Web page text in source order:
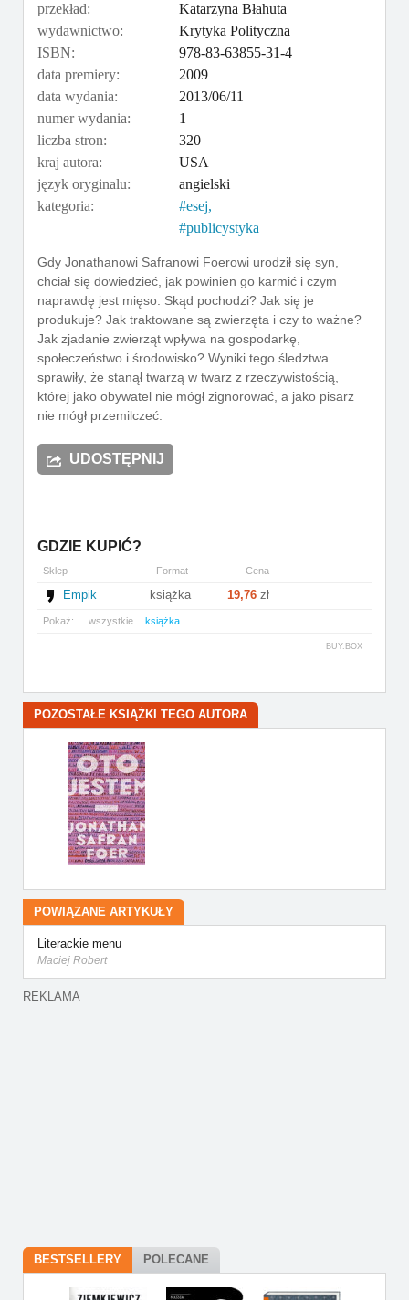
przekład:
Katarzyna Błahuta
wydawnictwo:
Krytyka Polityczna
ISBN:
978-83-63855-31-4
data premiery:
2009
data wydania:
2013/06/11
numer wydania:
1
liczba stron:
320
kraj autora:
USA
język oryginalu:
angielski
kategoria:
esej
publicystyka
Gdy Jonathanowi Safranowi Foerowi urodził się syn,
chciał się dowiedzieć, jak powinien go karmić i czym
naprawdę jest mięso. Skąd pochodzi? Jak się je
produkuje? Jak traktowane są zwierzęta i czy to ważne?
Jak zjadanie zwierząt wpływa na gospodarkę,
społeczeństwo i środowisko? Wyniki tego śledztwa
sprawiły, że stanął twarzą w twarz z rzeczywistością,
której jako obywatel nie mógł zignorować, a jako pisarz
nie mógł przemilczeć.
UDOSTĘPNIJ
GDZIE KUPIĆ?
Sklep Format Cena
Empik książka 19,76zł
Pokaż: wszystkie książka
BUY.BOX
POZOSTAŁE KSIĄŻKI TEGO AUTORA
POWIĄZANE ARTYKUŁY
Literackie menu
Maciej Robert
REKLAMA
BESTSELLERY POLECANE